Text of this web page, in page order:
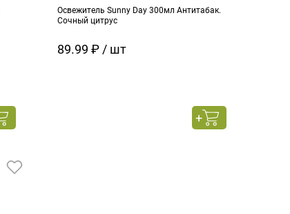
Освежитель Sunny Day 300мл Антитабак.
Сочный цитрус
89.99 ₽ / шт